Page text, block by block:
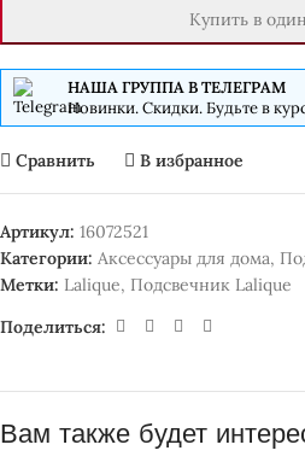
Купить в
НАША ГРУППА В ТЕЛЕГРАМ
Новинки. Скидки. Будьте в
Сравнить В избранное
Артикул: 16072521
Категории: Аксессуары для дома,
Метки: Lalique, Подсвечник Lalique
Поделиться:
Вам также будет